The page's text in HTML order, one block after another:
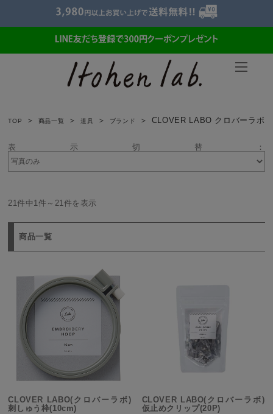
TOP 商品一覧 道具 ブランド CLOVER LABO クロバーラボ
表示切替：
21件中1件～21件を表示
商品一覧
CLOVER LABO(クロバーラボ)
刺しゅう枠(10cm)
CLOVER LABO(クロバーラボ)
仮止めクリップ(20P)